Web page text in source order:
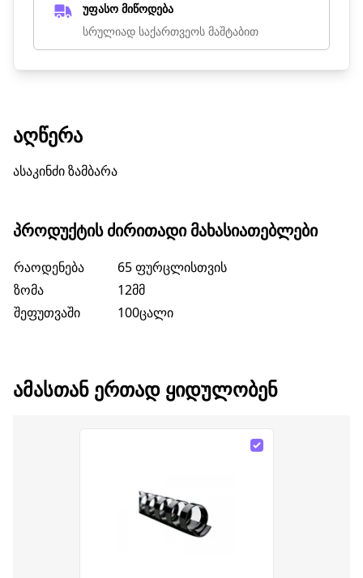
უფასო მიწოდება
სრულიად საქართვეოს მაშტაბით
ᲐᲦᲬᲔᲠᲐ
ასაკინძი ზამბარა
ᲞᲠᲝᲓᲣᲥᲢᲘᲡ ᲫᲘᲠᲘᲗᲐᲓᲘ ᲛᲐᲮᲐᲡᲘᲐᲗᲔᲑᲚᲔᲑᲘ
რაოდენება
65 ფურცლისთვის
ზომა
12მმ
შეფუთვაში
100ცალი
ᲐᲛᲐᲡᲗᲐᲜ ᲔᲠᲗᲐᲓ ᲧᲘᲓᲣᲚᲝᲑᲔᲜ